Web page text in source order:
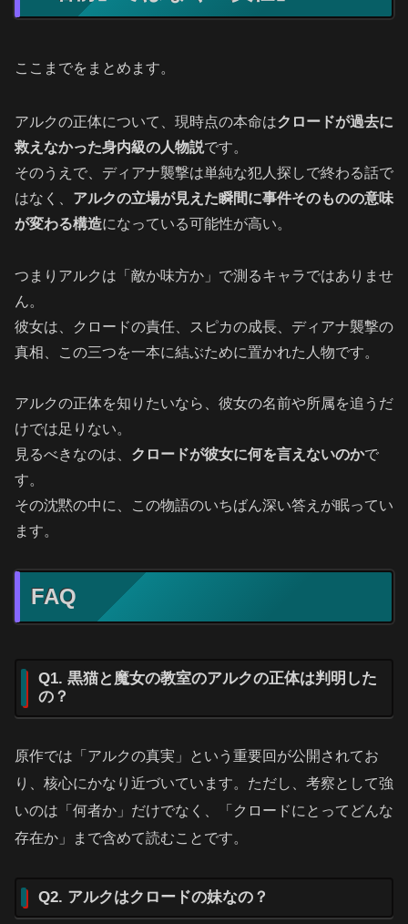
ここまでをまとめます。
アルクの正体について、現時点の本命はクロードが過去に
救えなかった身内級の人物説です。
そのうえで、ディアナ襲撃は単純な犯人探しで終わる話で
はなく、 アルクの立場が見えた瞬間に事件そのものの意味
が変わる構造になっている可能性が高い。
つまりアルクは「敵か味方か」で測るキャラではありませ
ん。
彼女は、クロードの責任、スピカの成長、ディアナ襲撃の
真相、この三つを一本に結ぶために置かれた人物です。
アルクの正体を知りたいなら、彼女の名前や所属を追うだ
けでは足りない。
見るべきなのは、 クロードが彼女に何を言えないのかで
す。
その沈黙の中に、この物語のいちばん深い答えが眠ってい
ます。
FAQ
Q1. 黒猫と魔女の教室のアルクの正体は判明した
の？
原作では「アルクの真実」という重要回が公開されてお
り、核心にかなり近づいています。ただし、考察として強
いのは「何者か」だけでなく、「クロードにとってどんな
存在か」まで含めて読むことです。
Q2. アルクはクロードの妹なの？